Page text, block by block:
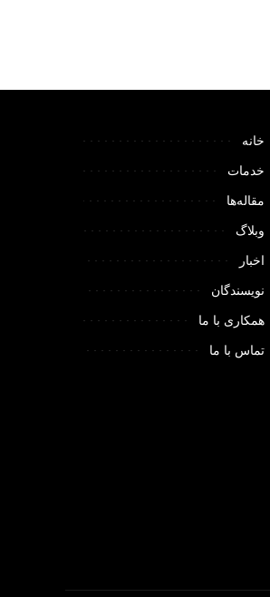
خانه
خدمات
مقاله‌ها
وبلاگ
اخبار
نویسندگان
همکاری با ما
تماس با ما